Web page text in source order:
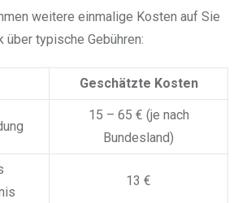
weitere einmalige Kosten auf Sie
über typische Gebühren:
Geschätzte Kosten
15 – 65 € (je nach
Bundesland)
13 €